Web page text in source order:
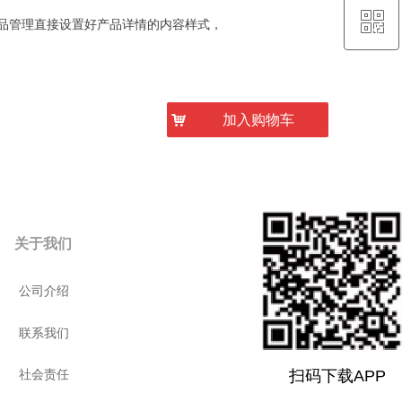
理直接设置好产品详情的内容样式，
낙 加入购物车
扫码下载APP
公司介绍
联系我们
社会责任
关于我们
扫码下载APP
QQ客服
ꀥ